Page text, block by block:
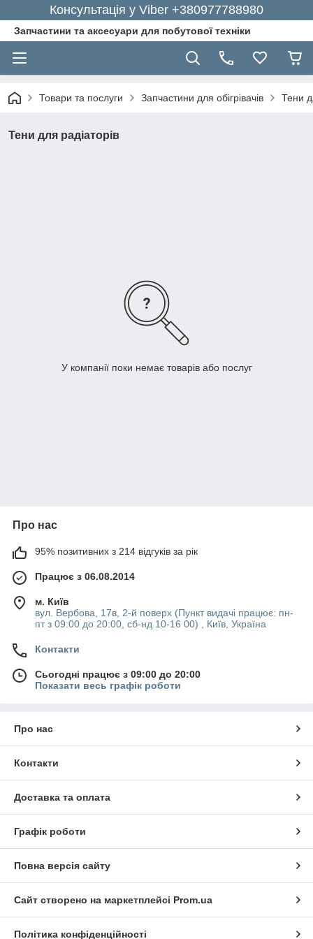
Консультація у Viber +380977788980
Запчастини та аксесуари для побутової техніки
Товари та послуги Запчастини для обігрівачів Тени
Тени для радіаторів
У компанії поки немає товарів або послуг
Про нас
95% позитивних з 214 відгуків за рік
Працює з 06.08.2014
м. Київ
вул. Вербова, 17в, 2-й поверх (Пункт видачі працює: пн-
пт з 09:00 до 20:00, сб-нд 10-16 00) , Київ, Україна
Контакти
Сьогодні працює з 09:00 до 20:00
Показати весь графік роботи
Про нас
Контакти
Доставка та оплата
Графік роботи
Повна версія сайту
Сайт створено на маркетплейсі Prom.ua
Політика конфіденційності